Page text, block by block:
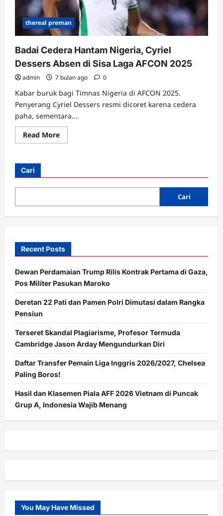
thereal preman
Badai Cedera Hantam Nigeria, Cyriel
Dessers Absen di Sisa Laga AFCON 2025
admin 7 bulan ago 0
Kabar buruk bagi Timnas Nigeria di AFCON 2025.
Penyerang Cyriel Dessers resmi dicoret karena cedera
paha, sementara...
Read MoreRead
more
Nigeria,
Dessers
di
Laga
Cari
Cari
Recent Posts
Dewan Perdamaian Trump Rilis Kontrak Pertama di Gaza,
Pos Militer Pasukan Maroko
Deretan 22 Pati dan Pamen Polri Dimutasi dalam Rangka
Pensiun
Terseret Skandal Plagiarisme, Profesor Termuda
Cambridge Jason Arday Mengundurkan Diri
Daftar Transfer Pemain Liga Inggris 2026/2027, Chelsea
Paling Boros!
Hasil dan Klasemen Piala AFF 2026 Vietnam di Puncak
Grup A, Indonesia Wajib Menang
You May Have Missed